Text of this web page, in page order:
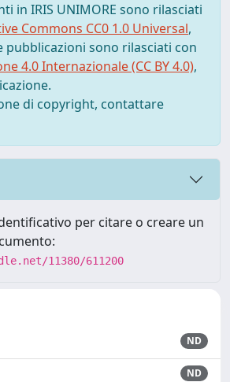
in IRIS UNIMORE sono rilasciati
Commons CC0 1.0 Universal,
pubblicazioni sono rilasciati con
4.0 Internazionale (CC BY 4.0),
di copyright, contattare
per citare o creare un
11380/611200
ND
ND